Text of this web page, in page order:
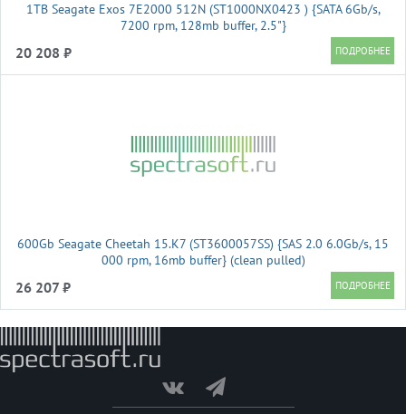
1TB Seagate Exos 7E2000 512N (ST1000NX0423 ) {SATA 6Gb/s,
7200 rpm, 128mb buffer, 2.5"}
20 208 ₽
600Gb Seagate Cheetah 15.K7 (ST3600057SS) {SAS 2.0 6.0Gb/s, 15
000 rpm, 16mb buffer} (clean pulled)
26 207 ₽